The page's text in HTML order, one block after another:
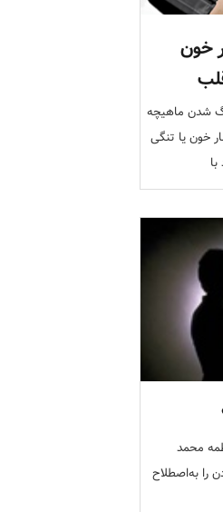
خون
شدن ماهیچه‌
خون یا تنگی
محمد
را به‌اصطلاح